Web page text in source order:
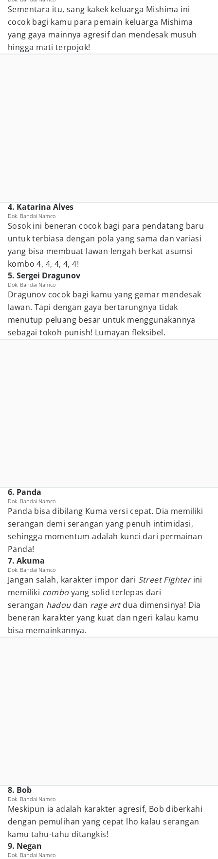
Sementara itu, sang kakek keluarga Mishima ini
cocok bagi kamu para pemain keluarga Mishima
yang gaya mainnya agresif dan mendesak musuh
hingga mati terpojok!
4. Katarina Alves
Dok. Bandai Namco
Sosok ini beneran cocok bagi para pendatang baru
untuk terbiasa dengan pola yang sama dan variasi
yang bisa membuat lawan lengah berkat asumsi
kombo 4, 4, 4, 4, 4!
5. Sergei Dragunov
Dok. Bandai Namco
Dragunov cocok bagi kamu yang gemar mendesak
lawan. Tapi dengan gaya bertarungnya tidak
menutup peluang besar untuk menggunakannya
sebagai tokoh punish! Lumayan fleksibel.
6. Panda
Dok. Bandai Namco
Panda bisa dibilang Kuma versi cepat. Dia memiliki
serangan demi serangan yang penuh intimidasi,
sehingga momentum adalah kunci dari permainan
Panda!
7. Akuma
Dok. Bandai Namco
Jangan salah, karakter impor dari Street Fighterini
memiliki comboyang solid terlepas dari
serangan hadou dan rage artdua dimensinya! Dia
beneran karakter yang kuat dan ngeri kalau kamu
bisa memainkannya.
8. Bob
Dok. Bandai Namco
Meskipun ia adalah karakter agresif, Bob diberkahi
dengan pemulihan yang cepat lho kalau serangan
kamu tahu-tahu ditangkis!
9. Negan
Dok. Bandai Namco